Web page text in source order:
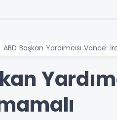
ABD Başkan Yardımcısı